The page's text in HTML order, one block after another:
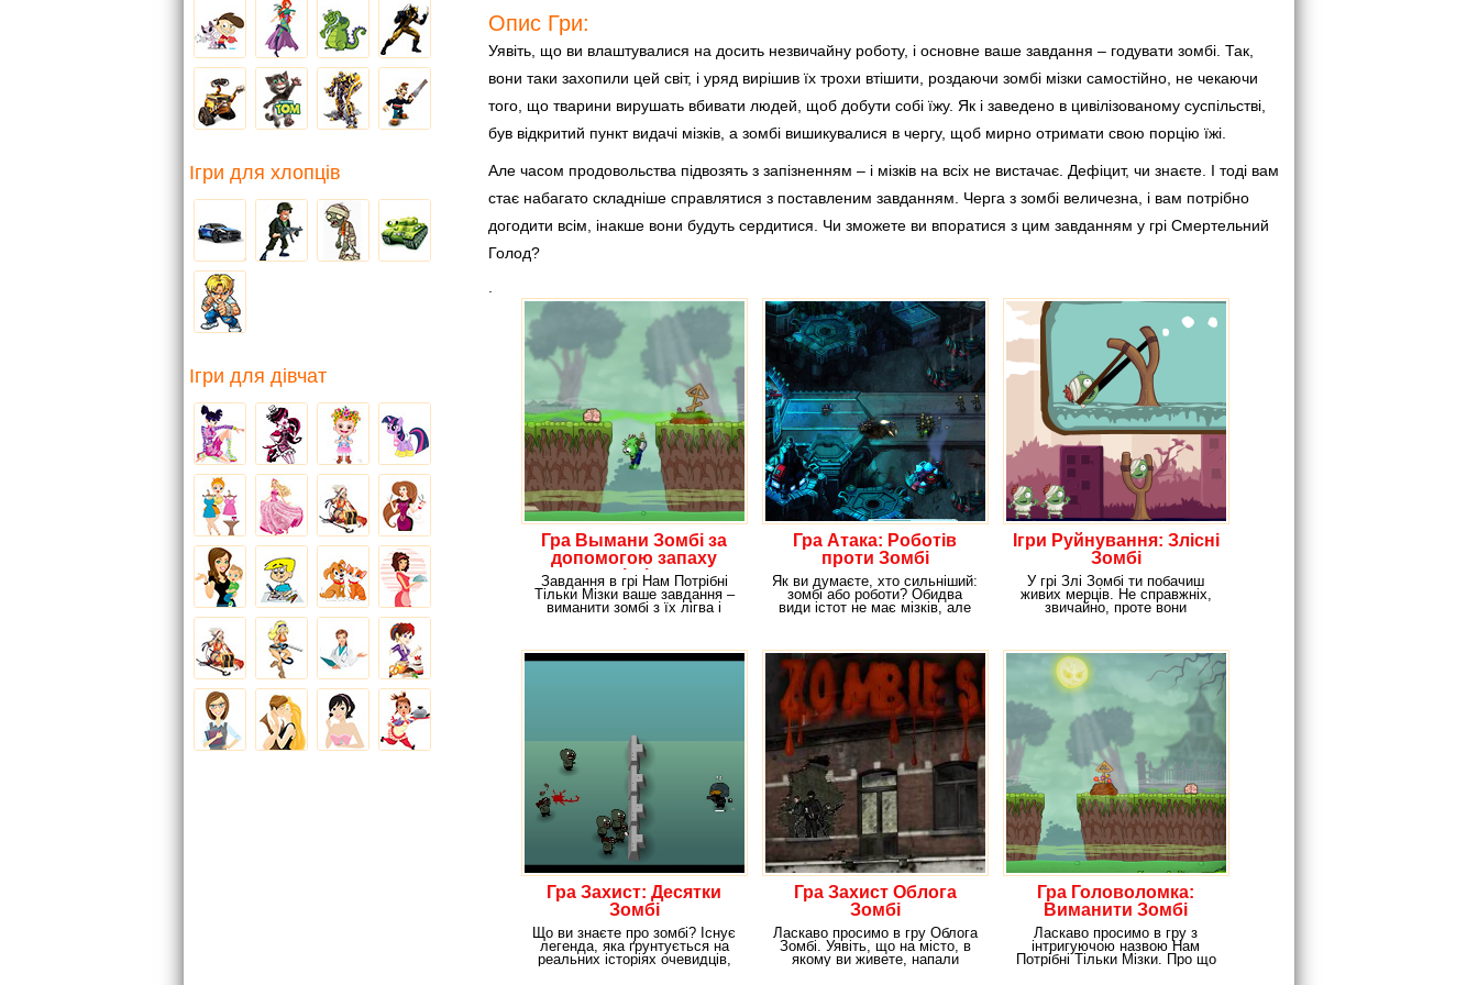
Опис Гри:
Уявіть, що ви влаштувалися на досить незвичайну роботу, і основне ваше завдання – годувати зомбі. Так,
вони таки захопили цей світ, і уряд вирішив їх трохи втішити, роздаючи зомбі мізки самостійно, не чекаючи
того, що тварини вирушать вбивати людей, щоб добути собі їжу. Як і заведено в цивілізованому суспільстві,
був відкритий пункт видачі мізків, а зомбі вишикувалися в чергу, щоб мирно отримати свою порцію їжі.
Але часом продовольства підвозять з запізненням – і мізків на всіх не вистачає. Дефіцит, чи знаєте. І тоді вам
стає набагато складніше справлятися з поставленим завданням. Черга з зомбі величезна, і вам потрібно
догодити всім, інакше вони будуть сердитися. Чи зможете ви впоратися з цим завданням у грі Смертельний
Голод?
Гра Вымани Зомбі за
допомогою запаху
мізків
Завдання в грі Нам Потрібні
Тільки Мізки ваше завдання –
виманити зомбі з їх лігва і
Гра Атака: Роботів
проти Зомбі
Як ви думаєте, хто сильніший:
зомбі або роботи? Обидва
види істот не має мізків, але
Ігри Руйнування: Злісні
Зомбі
У грі Злі Зомбі ти побачиш
живих мерців. Не справжніх,
звичайно, проте вони
Гра Захист: Десятки
Зомбі
Що ви знаєте про зомбі? Існує
легенда, яка ґрунтується на
реальних історіях очевидців,
Гра Захист Облога
Зомбі
Ласкаво просимо в гру Облога
Зомбі. Уявіть, що на місто, в
якому ви живете, напали
Гра Головоломка:
Виманити Зомбі
Ласкаво просимо в гру з
інтригуючою назвою Нам
Потрібні Тільки Мізки. Про що
Ігри для хлопців
Ігри для дівчат